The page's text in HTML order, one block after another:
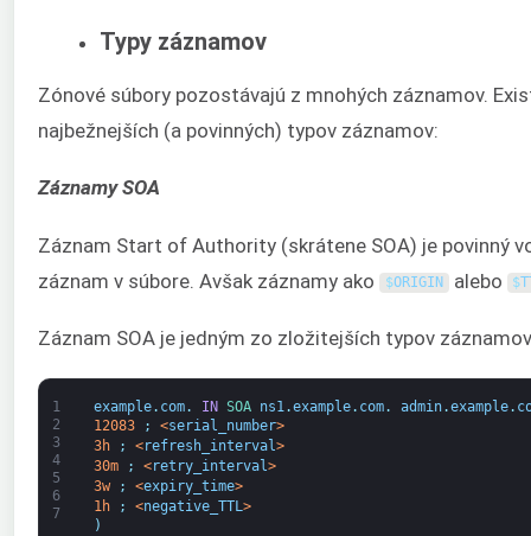
Typy záznamov
Zónové súbory pozostávajú z mnohých záznamov.
najbežnejších (a povinných) typov záznamov:
Záznamy SOA
Záznam Start of Authority (skrátene SOA) je povinný
záznam v súbore. Avšak záznamy ako
$ORIGIN alebo $
Záznam SOA je jedným zo zložitejších typov
1
2
3
4
5
6
7
example. com. IN SOA ns1 .example. com. admin.example.
12083
; <serial_number>
3h
; <refresh_interval>
30m
; <retry_interval>
3w
; <expiry_time>
1h
; <negative_TTL >
)